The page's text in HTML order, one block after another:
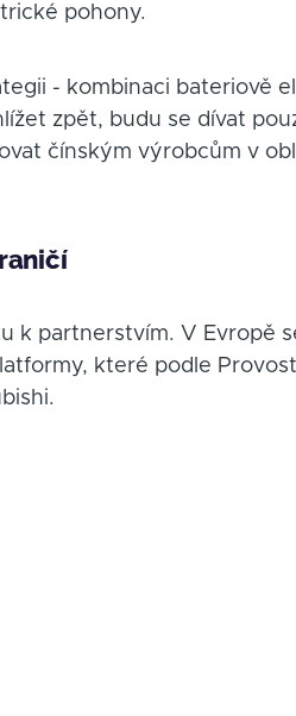
pohony.
- kombinaci bateriově
zpět, budu se dívat
čínským výrobcům v
k partnerstvím. V Evropě
které podle